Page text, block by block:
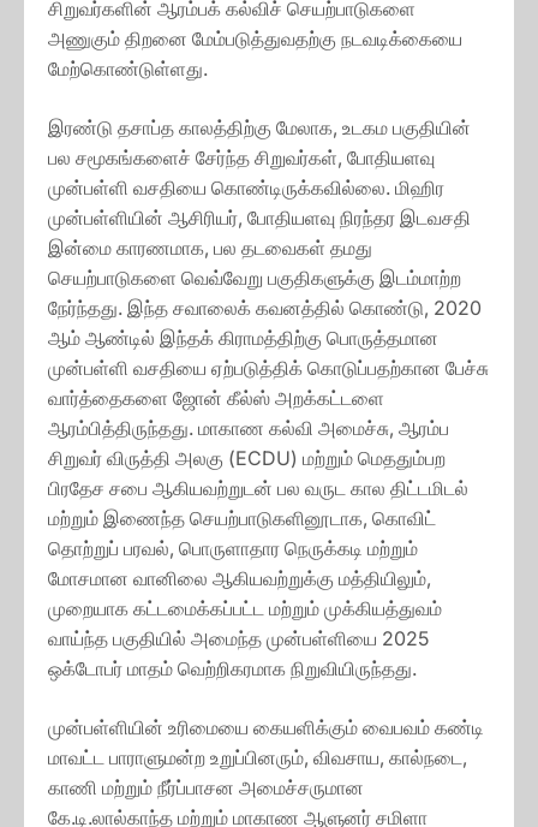
சிறுவர்களின் ஆரம்பக் கல்விச் செயற்பாடுகளை
அணுகும் திறனை மேம்படுத்துவதற்கு நடவடிக்கையை
மேற்கொண்டுள்ளது.
இரண்டு தசாப்த காலத்திற்கு மேலாக, உடகம பகுதியின்
பல சமூகங்களைச் சேர்ந்த சிறுவர்கள், போதியளவு
முன்பள்ளி வசதியை கொண்டிருக்கவில்லை. மிஹிர
முன்பள்ளியின் ஆசிரியர், போதியளவு நிரந்தர இடவசதி
இன்மை காரணமாக, பல தடவைகள் தமது
செயற்பாடுகளை வெவ்வேறு பகுதிகளுக்கு இடம்மாற்ற
நேர்ந்தது. இந்த சவாலைக் கவனத்தில் கொண்டு, 2020
ஆம் ஆண்டில் இந்தக் கிராமத்திற்கு பொருத்தமான
முன்பள்ளி வசதியை ஏற்படுத்திக் கொடுப்பதற்கான பேச்சு
வார்த்தைகளை ஜோன் கீல்ஸ் அறக்கட்டளை
ஆரம்பித்திருந்தது. மாகாண கல்வி அமைச்சு, ஆரம்ப
சிறுவர் விருத்தி அலகு (ECDU) மற்றும் மெததும்பற
பிரதேச சபை ஆகியவற்றுடன் பல வருட கால திட்டமிடல்
மற்றும் இணைந்த செயற்பாடுகளினூடாக, கொவிட்
தொற்றுப் பரவல், பொருளாதார நெருக்கடி மற்றும்
மோசமான வானிலை ஆகியவற்றுக்கு மத்தியிலும்,
முறையாக கட்டமைக்கப்பட்ட மற்றும் முக்கியத்துவம்
வாய்ந்த பகுதியில் அமைந்த முன்பள்ளியை 2025
ஒக்டோபர் மாதம் வெற்றிகரமாக நிறுவியிருந்தது.
முன்பள்ளியின் உரிமையை கையளிக்கும் வைபவம் கண்டி
மாவட்ட பாராளுமன்ற உறுப்பினரும், விவசாய, கால்நடை,
காணி மற்றும் நீர்ப்பாசன அமைச்சருமான
கே.டி.லால்காந்த மற்றும் மாகாண ஆளுனர் சமிளா